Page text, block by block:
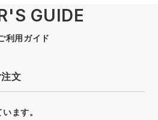
GUIDE
利用ガイド
文
ます。